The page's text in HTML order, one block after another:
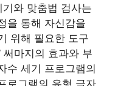
와 맞춤법 검사는
을 통해 자신감을
위해 필요한 도구
써마지의 효과와 부
수 세기 프로그램의